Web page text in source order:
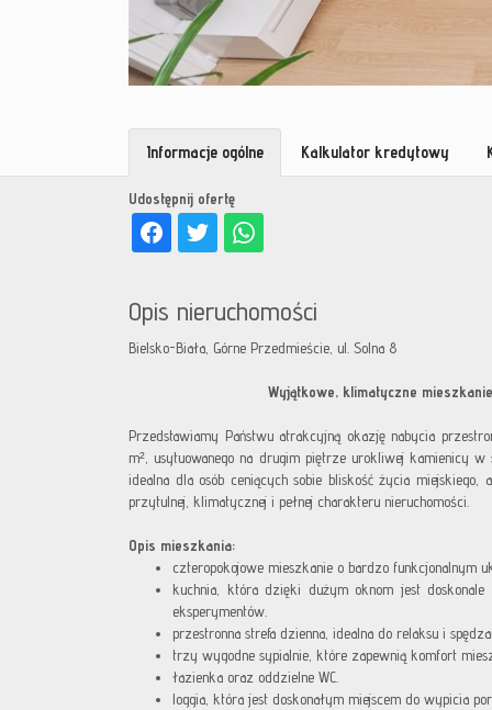
Udostępnij ofertę
Informacje ogólne Kalkulator kredytowy
Opis nieruchomości
Bielsko-Biała, Górne Przedmieście, ul. Solna 8
Wyjątkowe, klimatyczne
Przedstawiamy Państwu atrakcyjną okazję nabycia
m², usytuowanego na drugim piętrze urokliwej kamienicy w
idealna dla osób ceniących sobie bliskość życia miejskiego,
przytulnej, klimatycznej i pełnej charakteru nieruchomości.
Opis mieszkania:
czteropokojowe mieszkanie o bardzo funkcjonalnym
kuchnia, która dzięki dużym oknom jest
eksperymentów.
przestronna strefa dzienna, idealna do relaksu i
trzy wygodne sypialnie, które zapewnią komfort
łazienka oraz oddzielne WC.
loggia, która jest doskonałym miejscem do wypicia